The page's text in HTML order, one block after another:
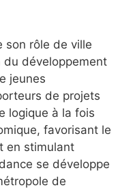
son rôle de ville
du développement
jeunes
de projets
logique à la fois
favorisant le
en stimulant
se développe
de